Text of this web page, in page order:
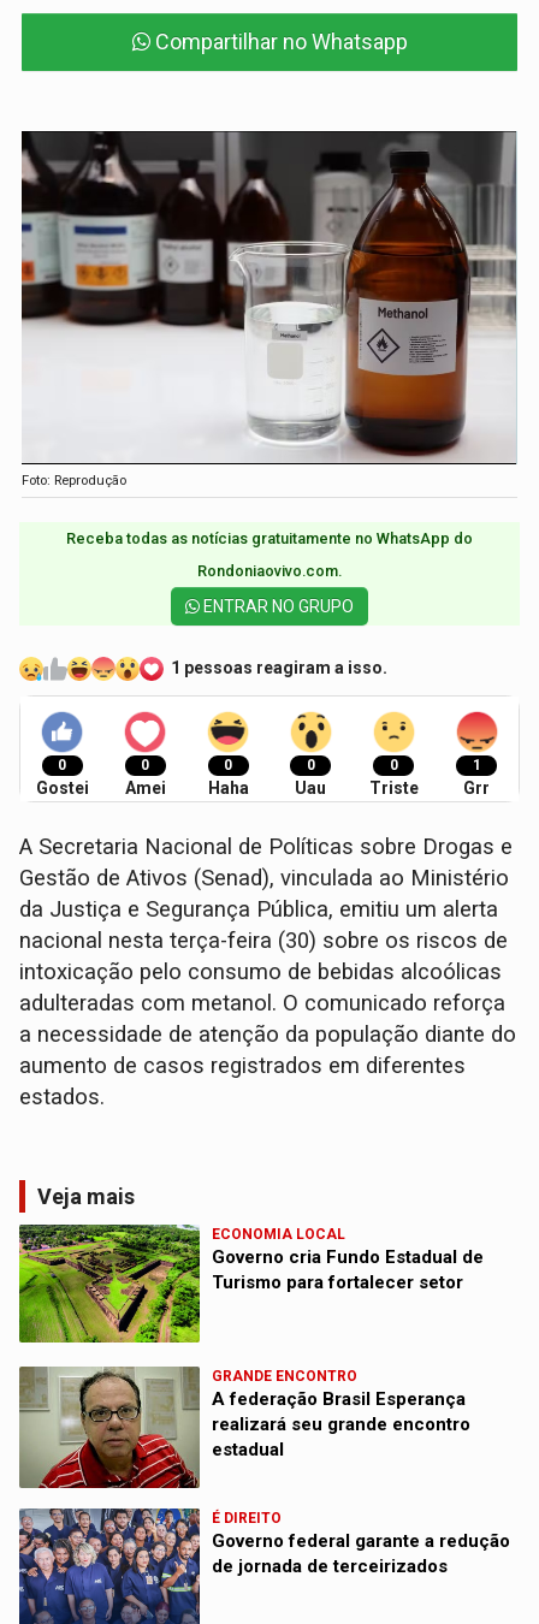
Compartilhar no Whatsapp
Foto: Reprodução
Receba todas as notícias gratuitamente no WhatsApp do
Rondoniaovivo.com.​
ENTRAR NO GRUPO
1 pessoas reagiram a isso.
0
Gostei
0
Amei
0
Haha
0
Uau
0
Triste
1
Grr
A Secretaria Nacional de Políticas sobre Drogas e
Gestão de Ativos (Senad), vinculada ao Ministério
da Justiça e Segurança Pública, emitiu um alerta
nacional nesta terça-feira (30) sobre os riscos de
intoxicação pelo consumo de bebidas alcoólicas
adulteradas com metanol. O comunicado reforça
a necessidade de atenção da população diante do
aumento de casos registrados em diferentes
estados.
Veja mais
ECONOMIA LOCAL
Governo cria Fundo Estadual de
Turismo para fortalecer setor
GRANDE ENCONTRO
A federação Brasil Esperança
realizará seu grande encontro
estadual
É DIREITO
Governo federal garante a redução
de jornada de terceirizados